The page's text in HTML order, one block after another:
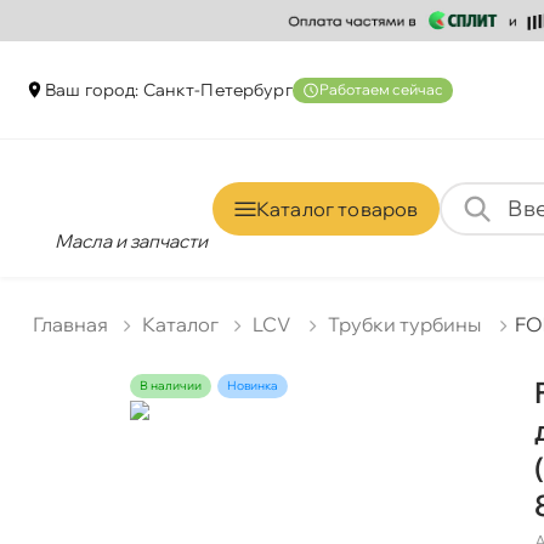
аш город: Санкт-Петербур Работаем сейчас
Масла и запчасти
Каталог товаро
Главная Катало LCV Трубки турбины
наличии Новинка